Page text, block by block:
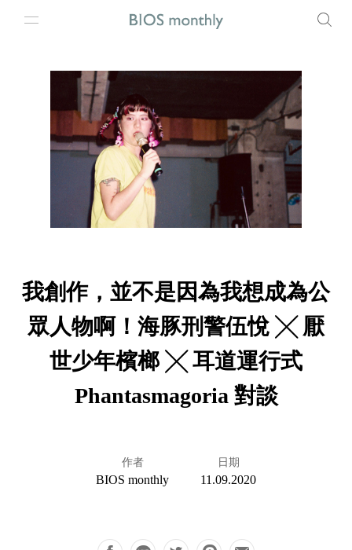
我創作，並不是因為我想成為公
眾人物啊！海豚刑警伍悅 ╳ 厭
世少年檳榔 ╳ 耳道運行式
Phantasmagoria 對談
作者
BIOS monthly
日期
11.09.2020